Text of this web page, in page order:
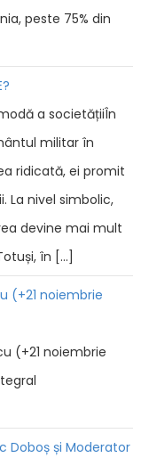
peste 75% din
a societățiiÎn
militar în
ridicată, ei promit
La nivel simbolic,
devine mai mult
în […]
(+21 noiembrie
(+21 noiembrie
Doboș și Moderator